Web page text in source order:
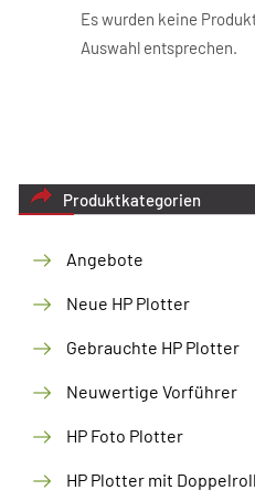
Es wurden keine
Auswahl entsprechen.
Produktkategorien
Angebote
Neue HP Plotter
Gebrauchte HP Plotter
Neuwertige Vorführer
HP Foto Plotter
HP Plotter mit